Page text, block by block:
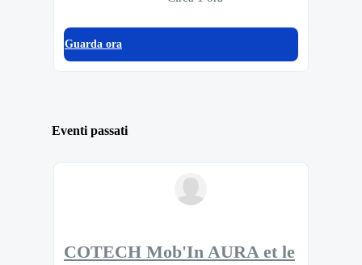
Guarda ora
Eventi passati
COTECH Mob'In AURA et le